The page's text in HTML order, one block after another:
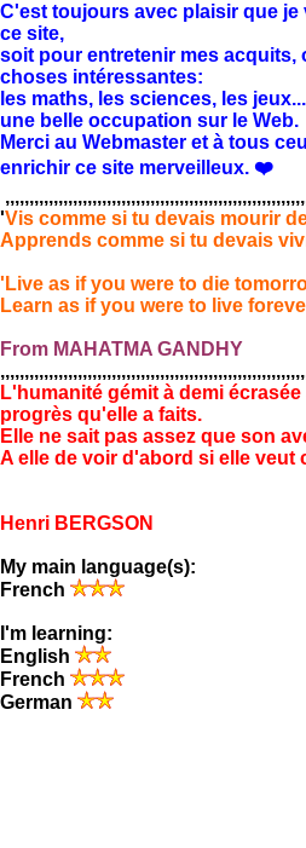
C'est toujours avec plaisir que
ce site,
soit pour entretenir mes acquits,
choses intéressantes:
les maths, les sciences, les
une belle occupation sur le Web.
Merci au Webmaster et à tous
enrichir ce site merveilleux. ❤️
'Vis comme si tu devais mourir
Apprends comme si tu devais
'Live as if you were to die
Learn as if you were to live
From MAHATMA GANDHY
L'humanité gémit à demi
progrès qu'elle a faits.
Elle ne sait pas assez que son
A elle de voir d'abord si elle veut
Henri BERGSON
My main language(s):
French
I'm learning:
English
French
German